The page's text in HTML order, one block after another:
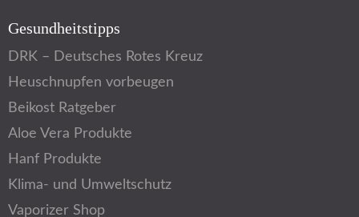
Gesundheitstipps
DRK – Deutsches Rotes Kreuz
Heuschnupfen vorbeugen
Beikost Ratgeber
Aloe Vera Produkte
Hanf Produkte
Klima- und Umweltschutz
Vaporizer Shop